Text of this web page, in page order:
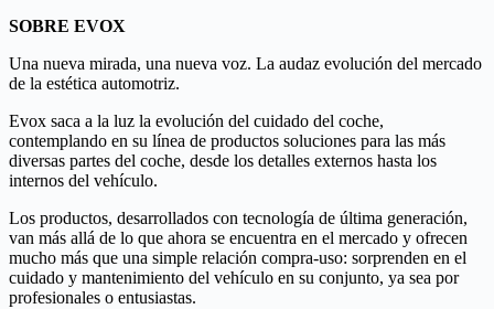
SOBRE EVOX
Una nueva mirada, una nueva voz. La audaz evolución del mercado
de la estética automotriz.
Evox saca a la luz la evolución del cuidado del coche,
contemplando en su línea de productos soluciones para las más
diversas partes del coche, desde los detalles externos hasta los
internos del vehículo.
Los productos, desarrollados con tecnología de última generación,
van más allá de lo que ahora se encuentra en el mercado y ofrecen
mucho más que una simple relación compra-uso: sorprenden en el
cuidado y mantenimiento del vehículo en su conjunto, ya sea por
profesionales o entusiastas.